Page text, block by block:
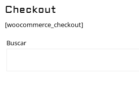
Checkout
[woocommerce_checkout]
Buscar